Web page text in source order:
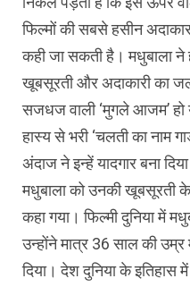
फिल्मों की सबसे हसीन
कही जा सकती है। मधुबाला ने
खूबसूरती और अदाकारी का
सजधज वाली ‘मुगले आजम’
हास्य से भरी ‘चलती का नाम
अंदाज ने इन्हें यादगार बना
मधुबाला को उनकी खूबसूरती
कहा गया। फिल्मी दुनिया में
उन्होंने मात्र 36 साल की
दिया। देश दुनिया के इतिहास